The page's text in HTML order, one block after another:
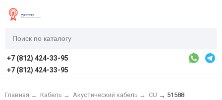
+7 (812) 424-33-95
+7 (812) 424-33-95
Главная → Кабель → Акустический кабель → CU → 51588